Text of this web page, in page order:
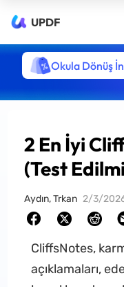
UPDF
Okula Dönüş
2 En İyi
(Test
Aydın, Trkan 2/3/
CliffsNotes,
açıklamaları,